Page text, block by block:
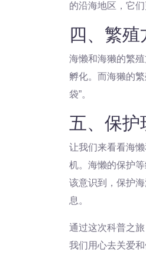
的沿海地区，它们
四、繁殖
海懒和海獭的繁
孵化。而海獭的
袋”。
五、保护
让我们来看看海
机。海懒的保护
该意识到，保护
息。
通过这次科普之
我们用心去关爱